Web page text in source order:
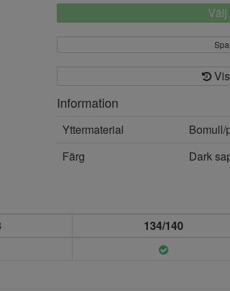
Välj
Information
Yttermaterial
Bomull/
Färg
Dark
134/140